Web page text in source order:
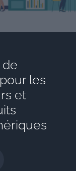
de
les
et